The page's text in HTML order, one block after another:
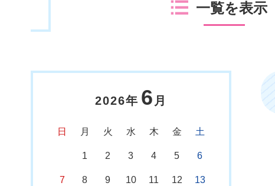
一覧を表示
2026年 6 月
日 月 火 水 木 金 土
1 2 3 4 5 6
7 8 9 10 11 12 13